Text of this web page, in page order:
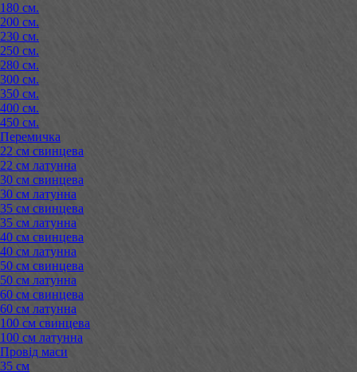
180 см.
200 см.
230 см.
250 см.
280 см.
300 см.
350 см.
400 см.
450 см.
Перемичка
22 см свинцева
22 см латунна
30 см свинцева
30 см латунна
35 см свинцева
35 см латунна
40 см свинцева
40 см латунна
50 см свинцева
50 см латунна
60 см свинцева
60 см латунна
100 см свинцева
100 см латунна
Провід маси
35 см